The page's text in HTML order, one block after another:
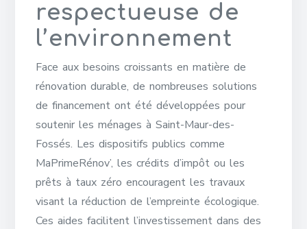
respectueuse de
l’environnement
Face aux besoins croissants en matière de
rénovation durable, de nombreuses solutions
de financement ont été développées pour
soutenir les ménages à Saint-Maur-des-
Fossés. Les dispositifs publics comme
MaPrimeRénov’, les crédits d’impôt ou les
prêts à taux zéro encouragent les travaux
visant la réduction de l’empreinte écologique.
Ces aides facilitent l’investissement dans des